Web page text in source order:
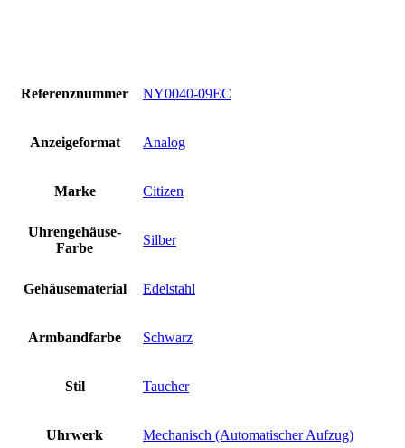
Referenznummer NY0040-09EC
Anzeigeformat Analog
Marke Citizen
Uhrengehäuse-
Farbe
Silber
Gehäusematerial Edelstahl
Armbandfarbe Schwarz
Stil Taucher
Uhrwerk Mechanisch (Automatischer Aufzug)